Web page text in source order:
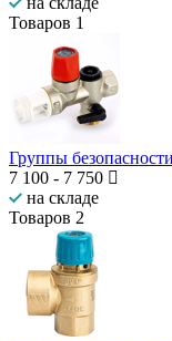
Товаров 1
Группы
7 100 - 7 750
на складе
Товаров 2